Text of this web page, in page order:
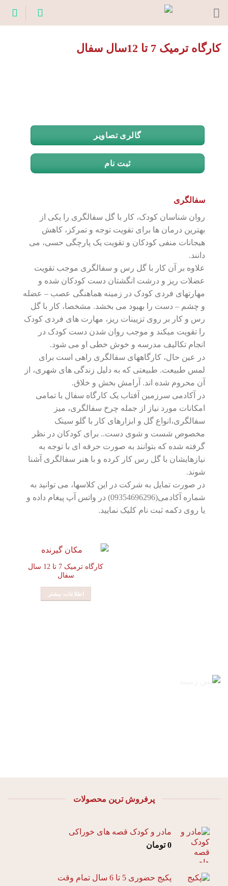
کارگاه ترمیک 7 تا 12سال سفال
گالری تصاویر
ثبت نام
سفالگری
روان شناسان کودک، کار با گل سفالگری را یکی از
بهترین درمان ها برای تقویت توجه و تمرکز، کاهش
هیجانات منفی کودکان و تقویت یک پارچگی حسی، می
دانند.
علاوه بر آن کار با گل رس و سفالگری موجب تقویت
عضلات ریز و درشت انگشتان دست کودکان شده و
مهارتهای فردی کودک در زمینه هماهنگی عصب – عضله
و چشم – دست را بهبود می بخشد. مشخصا، کار با گل
رس و کار بر روی تزیینات ریز، مهارت های فردی کودک
را تقویت میکند و موجب روان شدن دست کودک در
انجام تکالیف مدرسه و خوش خطی او می شود.
در عین حال، کارگاههای سفالگری راهی است برای
لمس طبیعت. طبیعتی که به دلیل زندگی های شهری، از
آن محروم شده اند. آرامش بخش و خلاق.
در آکادمی سرزمین آفتاب یک کارگاه سفال با تمامی
امکانات مورد نیاز از جمله چرخ سفالگری، میز
سفالگری،انواع گل و ابزارهای کار با گلو سینک
مخصوص شست و شوی دست.. برای کودکان در نظر
گرفته شده که بتوانند به صورت حرفه ای با توجه به
نیازهایشان با گل رس کار کرده و با هنر سفالگری آشنا
شوند.
در صورت تمایل به شرکت در این کلاسها، می توانید به
شماره آکادمی(09354696296) در واتس آپ پیغام داده و
یا روی دکمه ثبت نام کلیک نمایید.
کارگاه ترمیک 7 تا 12 سال
سفال
اطلاعات بیشتر
پرفروش ترین محصولات
مادر و کودک قصه های خوراکی
0 تومان
پکیج حضوری 5 تا 6 سال تمام وقت